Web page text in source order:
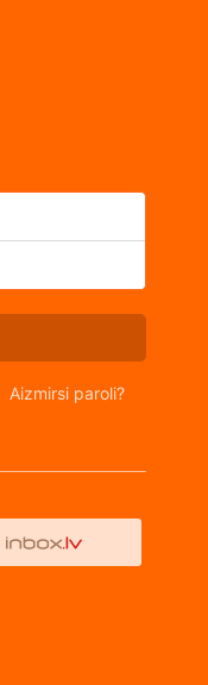
Aizmirsi paroli?